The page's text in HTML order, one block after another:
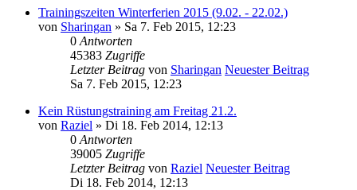
Trainingszeiten Winterferien 2015 (9.02. - 22.02.)
von Sharingan » Sa 7. Feb 2015, 12:23
0 Antworten
45383 Zugriffe
Letzter Beitrag von Sharingan Neuester Beitrag
Sa 7. Feb 2015, 12:23
Kein Rüstungstraining am Freitag 21.2.
von Raziel » Di 18. Feb 2014, 12:13
0 Antworten
39005 Zugriffe
Letzter Beitrag von Raziel Neuester Beitrag
Di 18. Feb 2014, 12:13